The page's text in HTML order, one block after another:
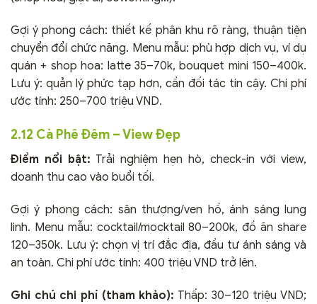
Gợi ý phong cách: thiết kế phân khu rõ ràng, thuận tiện
chuyển đổi chức năng. Menu mẫu: phù hợp dịch vụ, ví dụ
quán + shop hoa: latte 35–70k, bouquet mini 150–400k.
Lưu ý: quản lý phức tạp hơn, cần đối tác tin cậy. Chi phí
ước tính: 250–700 triệu VND.
2.12 Cà Phê Đêm – View Đẹp
Điểm nổi bật: Trải nghiệm hẹn hò, check-in với view,
doanh thu cao vào buổi tối.
Gợi ý phong cách: sân thượng/ven hồ, ánh sáng lung
linh. Menu mẫu: cocktail/mocktail 80–200k, đồ ăn share
120–350k. Lưu ý: chọn vị trí đắc địa, đầu tư ánh sáng và
an toàn. Chi phí ước tính: 400 triệu VND trở lên.
Ghi chú chi phí (tham khảo): Thấp: 30–120 triệu VND;